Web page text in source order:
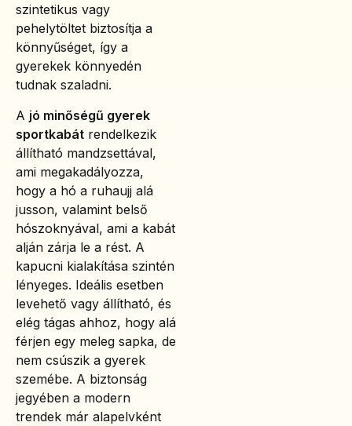
szintetikus vagy
pehelytöltet biztosítja a
könnyűséget, így a
gyerekek könnyedén
tudnak szaladni.
A jó minőségű gyerek
sportkabát rendelkezik
állítható mandzsettával,
ami megakadályozza,
hogy a hó a ruhaujj alá
jusson, valamint belső
hószoknyával, ami a kabát
alján zárja le a rést. A
kapucni kialakítása szintén
lényeges. Ideális esetben
levehető vagy állítható, és
elég tágas ahhoz, hogy alá
férjen egy meleg sapka, de
nem csúszik a gyerek
szemébe. A biztonság
jegyében a modern
trendek már alapelvként